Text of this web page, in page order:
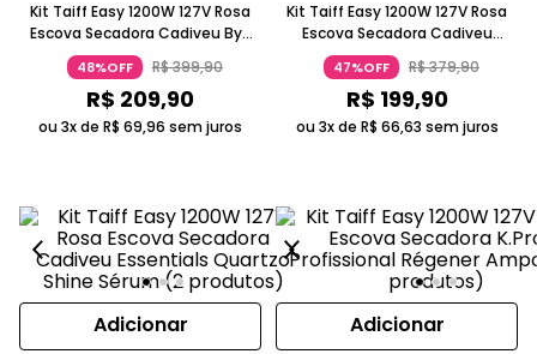
Kit Taiff Easy 1200W 127V Rosa
Escova Secadora Cadiveu Bye
Bye Frizz Leave-in (2 produtos)
48%OFF R$399,90
R$ 209,90
ou 3x de R$ 69,96 sem juros
Kit Taiff Easy 1200W 127V Rosa
Escova Secadora Cadiveu
Essentials Glamour Sérum (2
produtos)
47%OFF R$379,90
R$ 199,90
ou 3x de R$ 66,63 sem juros
Adicionar Adicionar